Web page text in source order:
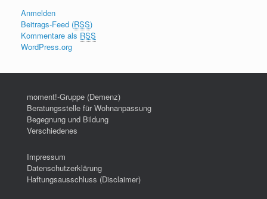
Anmelden
Beitrags-Feed (RSS)
Kommentare als RSS
WordPress.org
moment!-Gruppe (Demenz)
Beratungsstelle für Wohnanpassung
Begegnung und Bildung
Verschiedenes
Impressum
Datenschutzerklärung
Haftungsausschluss (Disclaimer)